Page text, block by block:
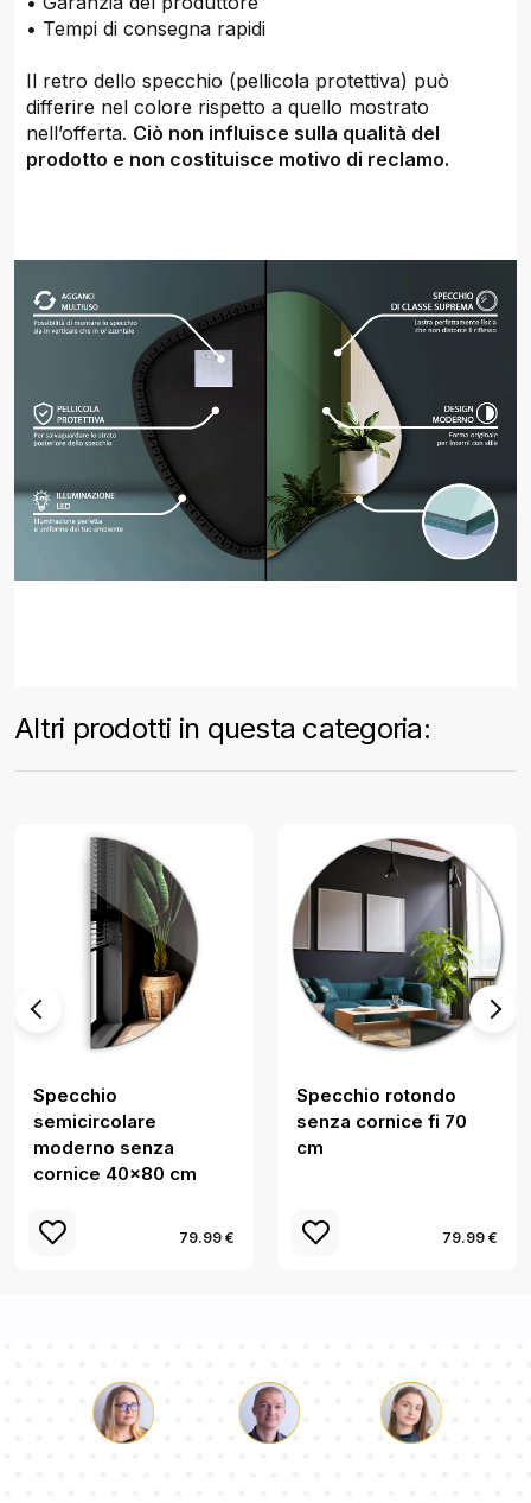
• Tempi di consegna rapidi
Il retro dello specchio (pellicola protettiva) può
differire nel colore rispetto a quello mostrato
nell’offerta. Ciò non influisce sulla qualità del
prodotto e non costituisce motivo di reclamo.
Altri prodotti in questa categoria:
Specchio
semicircolare
moderno senza
cornice 40x80 cm
79.99 €
Specchio rotondo
senza cornice fi 70
cm
79.99 €